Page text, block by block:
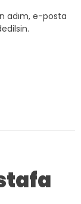
adım, e-posta